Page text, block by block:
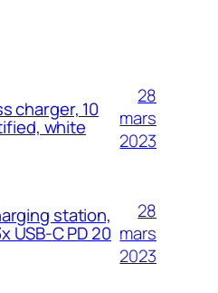
charger, 10
white
28
mars
2023
station,
USB-C PD 20
28
mars
2023